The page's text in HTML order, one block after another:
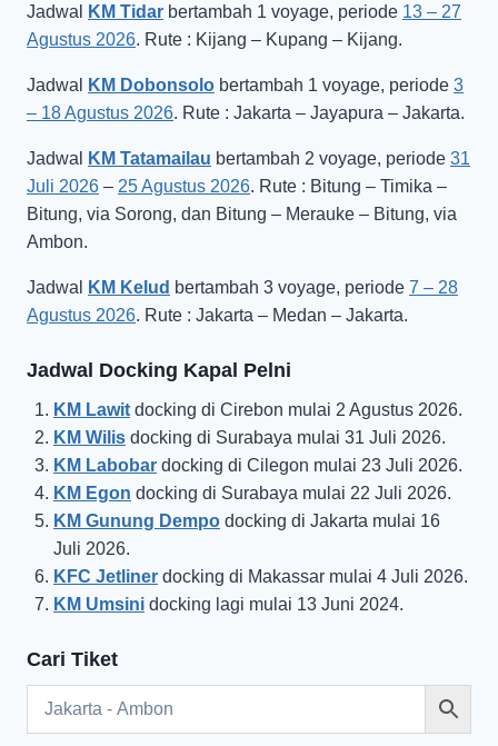
Jadwal KM Tidar bertambah 1 voyage, periode 13 – 27
Agustus 2026. Rute : Kijang – Kupang – Kijang.
Jadwal KM Dobonsolo bertambah 1 voyage, periode 3
– 18 Agustus 2026. Rute : Jakarta – Jayapura – Jakarta.
Jadwal KM Tatamailau bertambah 2 voyage, periode 31
Juli 2026 – 25 Agustus 2026. Rute : Bitung – Timika –
Bitung, via Sorong, dan Bitung – Merauke – Bitung, via
Ambon.
Jadwal KM Kelud bertambah 3 voyage, periode 7 – 28
Agustus 2026. Rute : Jakarta – Medan – Jakarta.
Jadwal Docking Kapal Pelni
KM Lawit docking di Cirebon mulai 2 Agustus 2026.
KM Wilis docking di Surabaya mulai 31 Juli 2026.
KM Labobar docking di Cilegon mulai 23 Juli 2026.
KM Egon docking di Surabaya mulai 22 Juli 2026.
KM Gunung Dempo docking di Jakarta mulai 16
Juli 2026.
KFC Jetliner docking di Makassar mulai 4 Juli 2026.
KM Umsini docking lagi mulai 13 Juni 2024.
Cari Tiket